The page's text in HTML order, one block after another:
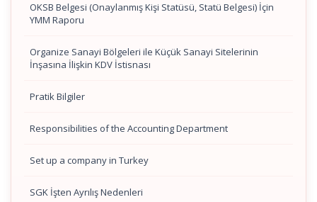
OKSB Belgesi (Onaylanmış Kişi Statüsü, Statü Belgesi) İçin
YMM Raporu
Organize Sanayi Bölgeleri ile Küçük Sanayi Sitelerinin
İnşasına İlişkin KDV İstisnası
Pratik Bilgiler
Responsibilities of the Accounting Department
Set up a company in Turkey
SGK İşten Ayrılış Nedenleri